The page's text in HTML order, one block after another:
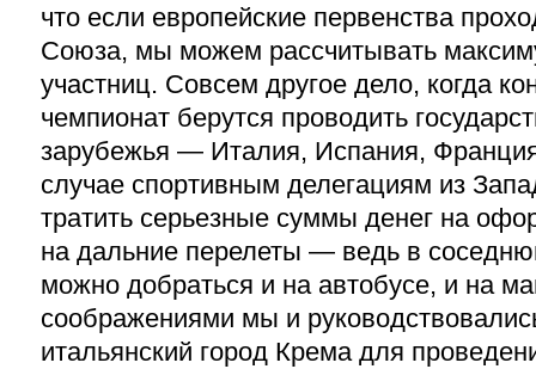
что если европейские первенства
Союза, мы можем рассчитывать
участниц. Совсем другое дело, когда
чемпионат берутся проводить
зарубежья — Италия, Испания,
случае спортивным делегациям из
тратить серьезные суммы денег на
на дальние перелеты — ведь в
можно добраться и на автобусе, и на
соображениями мы и
итальянский город Крема для